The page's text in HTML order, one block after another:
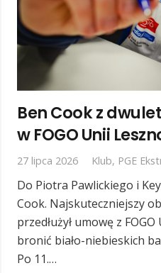
Ben Cook z
w FOGO Unii
27 lipca 2026 Klub, PGE
Do Piotra Pawlickiego i
Cook. Najskuteczniejszy
przedłużył umowę z
bronić biało-niebieskich
Po 11.…